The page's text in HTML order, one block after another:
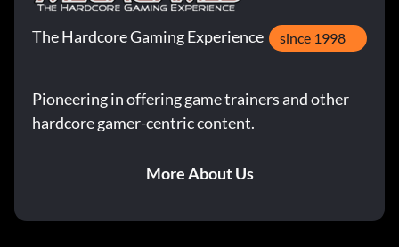
The Hardcore Gaming Experience since 1998
Pioneering in offering game trainers and other
hardcore gamer-centric content.
More About Us